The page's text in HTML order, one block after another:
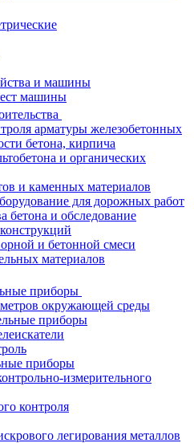
и машины
машины
арматуры железобетонных
бетона, кирпича
и органических
и каменных материалов
для дорожных работ
бетона и обследование
и бетонной смеси
материалов
приборы
окружающей среды
приборы
приборы
измерительного
контроля
легирования металлов